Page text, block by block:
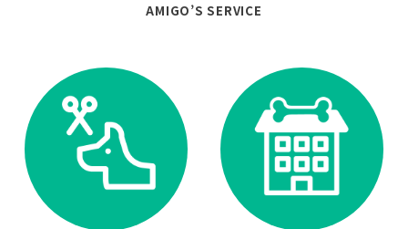
AMIGO’S SERVICE